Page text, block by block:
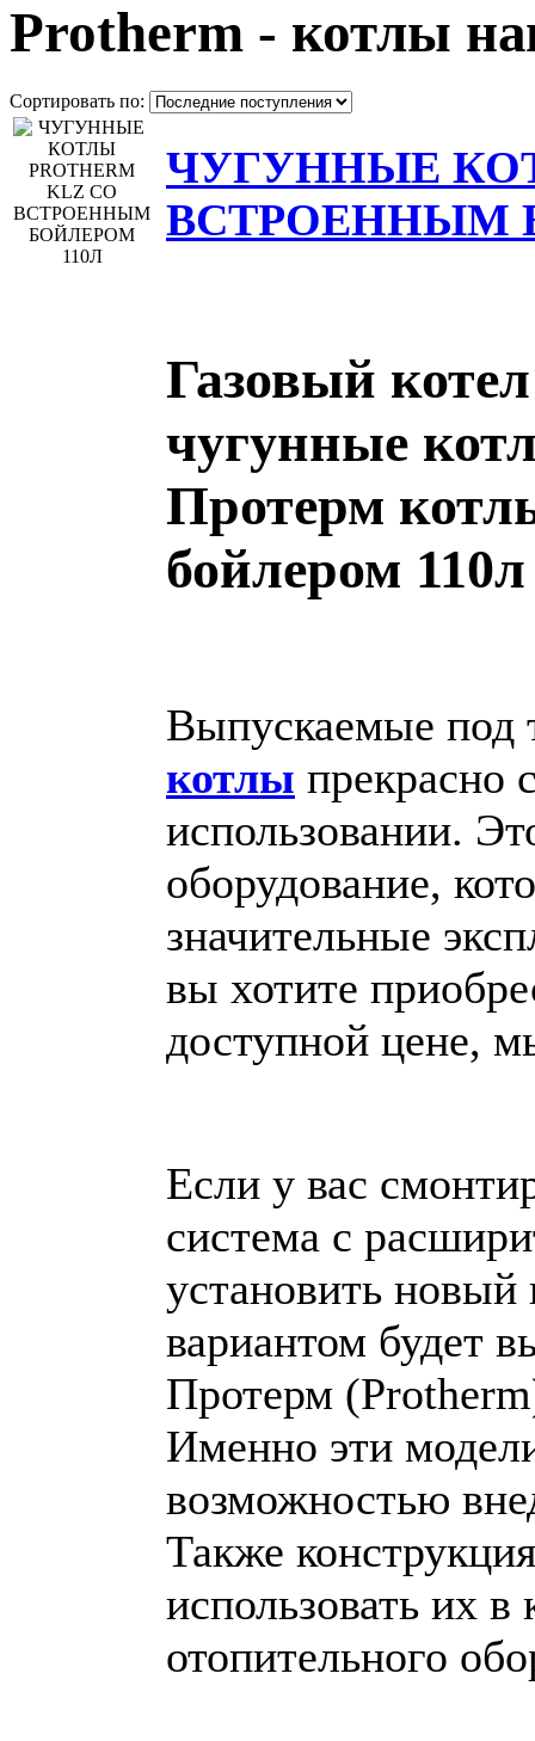
Protherm - котлы
Сортировать по:
ЧУГУННЫЕ
ВСТРОЕННЫМ
Газовый
чугунные
Протерм
бойлером 110л
Выпускаемые под
котлы прекрасно
использовании.
оборудование,
значительные
вы хотите
доступной цене,
Если у вас
система с
установить
вариантом будет
Протерм
Именно эти
возможностью
Также
использовать их
отопительного